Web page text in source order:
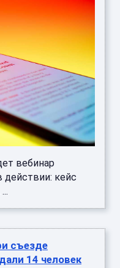
вебинар
действии: кейс
съезде
14 человек